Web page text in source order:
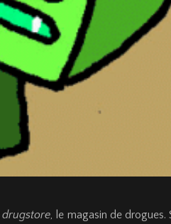
drugstore, le magasin de drogues.